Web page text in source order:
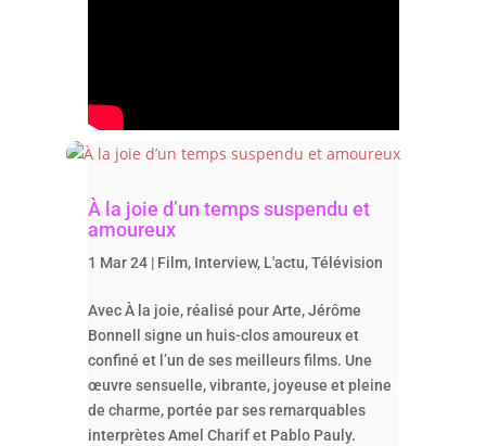
À la joie d’un temps suspendu et
amoureux
1 Mar 24| Film, Interview, L'actu,Télévision
Avec À la joie, réalisé pour Arte, Jérôme
Bonnell signe un huis-clos amoureux et
confiné et l’un de ses meilleurs films. Une
œuvre sensuelle, vibrante, joyeuse et pleine
de charme, portée par ses remarquables
interprètes Amel Charif et Pablo Pauly.